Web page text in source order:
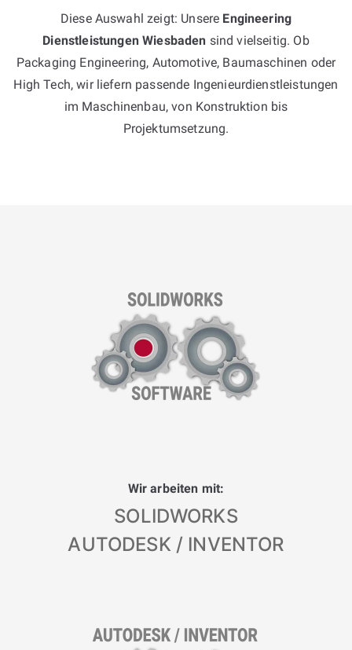
Diese Auswahl zeigt: Unsere Engineering
Dienstleistungen Wiesbaden sind vielseitig. Ob
Packaging Engineering, Automotive, Baumaschinen oder
High Tech, wir liefern passende Ingenieurdienstleistungen
im Maschinenbau, von Konstruktion bis
Projektumsetzung.
Wir arbeiten mit:
SOLIDWORKS
AUTODESK / INVENTOR